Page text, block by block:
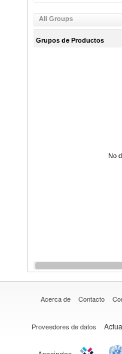
All Groups
Grupos de Productos
No
Acerca de Contacto
Proveedores de datos